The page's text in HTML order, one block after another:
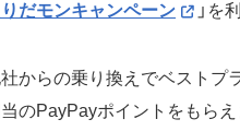
りだモンキャンペーン
」を
からの乗り換えでベストプ
のPayPayポイントをもらえ